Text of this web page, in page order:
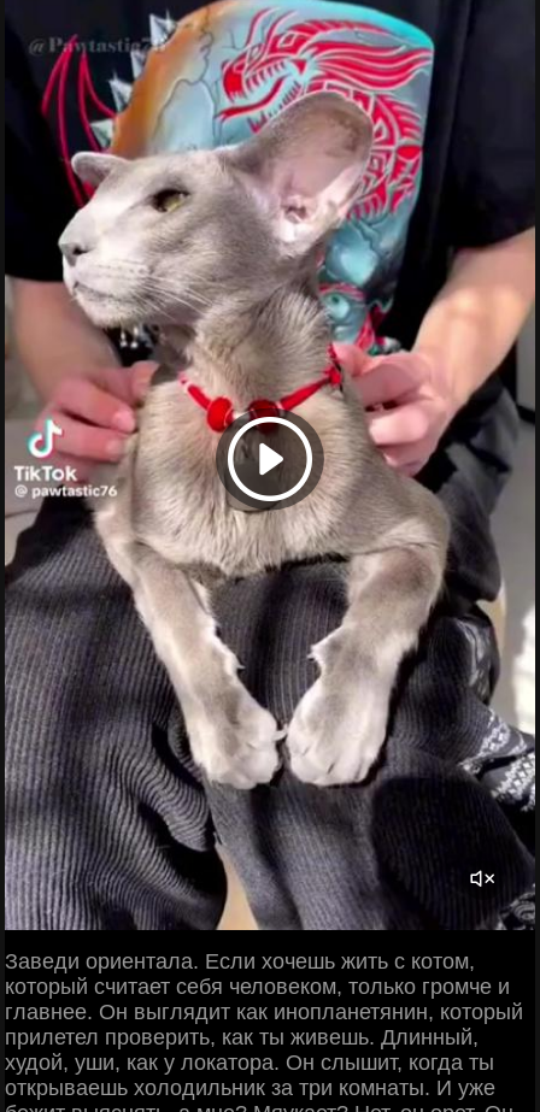
Заведи ориентала. Если хочешь жить с котом,
который считает себя человеком, только громче и
главнее. Он выглядит как инопланетянин, который
прилетел проверить, как ты живешь. Длинный,
худой, уши, как у локатора. Он слышит, когда ты
открываешь холодильник за три комнаты. И уже